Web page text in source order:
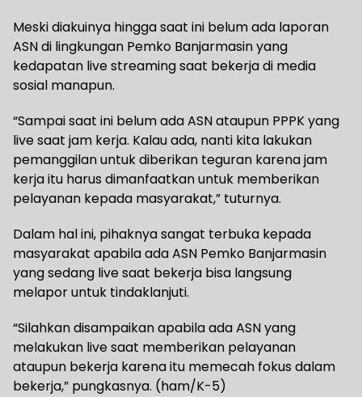
Meski diakuinya hingga saat ini belum ada laporan
ASN di lingkungan Pemko Banjarmasin yang
kedapatan live streaming saat bekerja di media
sosial manapun.
“Sampai saat ini belum ada ASN ataupun PPPK yang
live saat jam kerja. Kalau ada, nanti kita lakukan
pemanggilan untuk diberikan teguran karena jam
kerja itu harus dimanfaatkan untuk memberikan
pelayanan kepada masyarakat,” tuturnya.
Dalam hal ini, pihaknya sangat terbuka kepada
masyarakat apabila ada ASN Pemko Banjarmasin
yang sedang live saat bekerja bisa langsung
melapor untuk tindaklanjuti.
“Silahkan disampaikan apabila ada ASN yang
melakukan live saat memberikan pelayanan
ataupun bekerja karena itu memecah fokus dalam
bekerja,” pungkasnya. (ham/K-5)